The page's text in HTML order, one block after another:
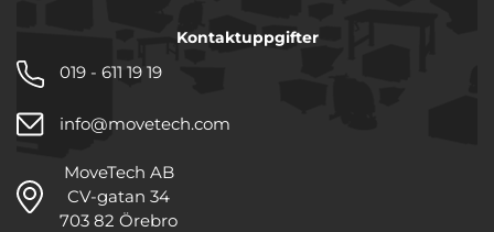
Kontaktuppgifter
019 - 611 19 19
info@movetech.com
MoveTech AB
CV-gatan 34
703 82 Örebro